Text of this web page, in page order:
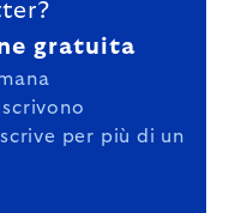
gratuita
per più di un